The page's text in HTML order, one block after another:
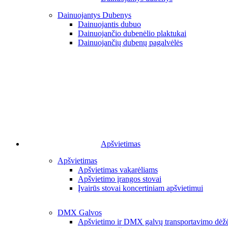
Dainuojantys Dubenys
Dainuojantis dubuo
Dainuojančio dubenėlio plaktukai
Dainuojančių dubenų pagalvėlės
Apšvietimas
Apšvietimas
Apšvietimas vakarėliams
Apšvietimo įrangos stovai
Įvairūs stovai koncertiniam apšvietimui
DMX Galvos
Apšvietimo ir DMX galvų transportavimo